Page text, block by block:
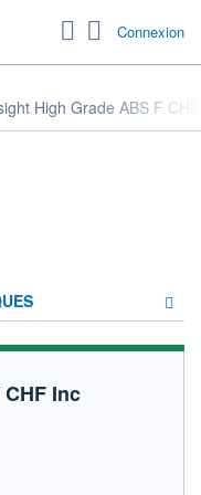
Connexion
High Grade ABS F
Inc